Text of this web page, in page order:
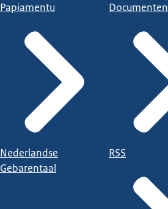
Papiamentu
Nederlandse
Gebarentaal
Documenten
RSS